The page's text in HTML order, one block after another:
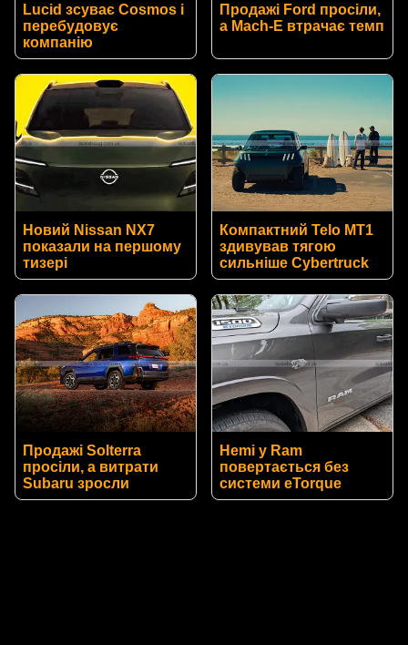
Lucid зсуває Cosmos і
перебудовує
компанію
Продажі Ford просіли,
а Mach-E втрачає темп
Новий Nissan NX7
показали на першому
тизері
Компактний Telo MT1
здивував тягою
сильніше Cybertruck
Продажі Solterra
просіли, а витрати
Subaru зросли
Hemi у Ram
повертається без
системи eTorque